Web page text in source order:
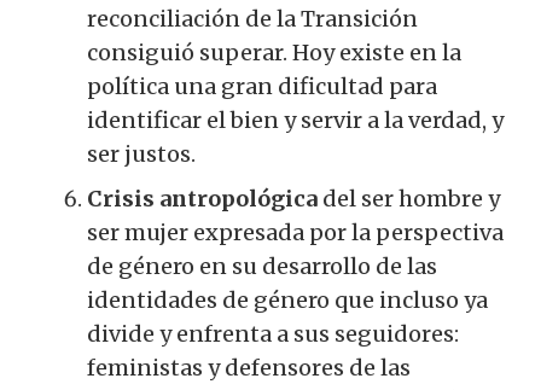
reconciliación de la Transición
consiguió superar. Hoy existe en la
política una gran dificultad para
identificar el bien y servir a la verdad, y
ser justos.
Crisis antropológica del ser hombre y
ser mujer expresada por la perspectiva
de género en su desarrollo de las
identidades de género que incluso ya
divide y enfrenta a sus seguidores:
feministas y defensores de las